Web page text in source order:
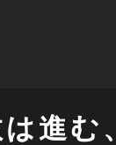
進む